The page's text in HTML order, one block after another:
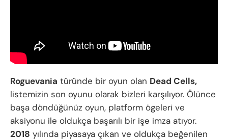
Roguevania türünde bir oyun olan Dead Cells,
listemizin son oyunu olarak bizleri karşılıyor. Ölünce
başa döndüğünüz oyun, platform ögeleri ve
aksiyonu ile oldukça başarılı bir işe imza atıyor.
2018 yılında piyasaya çıkan ve oldukça beğenilen